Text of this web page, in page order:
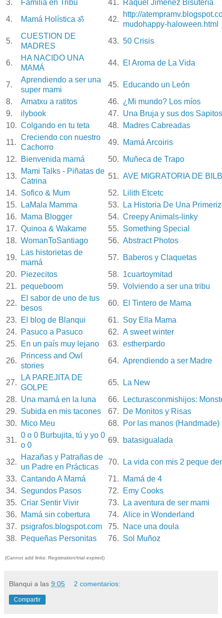
3. Familia en Tribu 41.
Raquel Jimenez Bisutería
4.
Mamá Holística ॐ 42.
http://
mudohappy-haloween.html
5.
CUESTION DE
MADRES
43. 50 Crisis
6.
HA NACIDO UNA
MAMÁ
44. El Aroma de La Vida
7.
Aprendiendo a ser una
super mami
45.
Educando un León
8.
Amatxu a ratitos 46. ¿Mi mundo? Los míos
9.
ilybook 47. Una Bruja y sus dos Sapitos
10. Colgando en tu teta 48.
Madres Cabreadas
11.
Creciendo con nuestro
Cachorro
49.
Mamá Arcoiris
12.
Bienvenida mamá 50.
Muñeca de Trapo
13.
Mami Talks - Piñatas de
Catrina
51. AVE MIGRATORIA DE
14. Sofico & Mum 52.
Lilith Etcetc
15.
LaMala Mamma 53.
La Historia De Una
16.
Mama Blogger 54. Creepy Animals-linky
17. Quinoa & Wakame 55. Something Special
18. WomanToSantiago 56. Abstract Photos
19.
Las historietas de
mamá
57.
Baberos y Claquetas
20.
Piezecitos 58. 1cuartoymitad
21. pequeboom 59. Volviendo a ser una tribu
22.
El sabor de uno de tus
besos
60.
El Tintero de Mama
23.
El blog de Blanqui 61. Soy Ella Mama
24.
Pasuco a Pasuco 62. A sweet winter
25.
En un país muy lejano 63. estherpardo
26.
Princess and Owl
stories
64. Aprendiendo a ser Madre
27.
LA PAREJITA DE
GOLPE
65.
La New
28. Una mamá en la luna 66.
Lecturasconmishijos:
29. Subida en mis tacones 67.
De Monitos y Risas
30.
Mico Meu 68.
Por las manos (Handmade)
31.
0 o 0 Burbujita, tú y yo 0
o 0
69. batasigualada
32.
Hazañas y Patrañas de
un Padre en Prácticas
70.
La vida con mis 2 peque
33. Cantando A Mamá 71.
Mamá de 4
34. Segundos Pasos 72.
Emy Cooks
35. Criar Sentir Vivir 73.
La aventura de ser mami
36.
Mamá sin cobertura 74. Alice in Wonderland
37. psigrafos.blogspot.com 75.
Nace una doula
38.
Pequeñas Personitas 76. Sol Muñoz
(Cannot add links: Registration/trial expired)
Blanqui a las 9:05 2 comentarios:
Compartir